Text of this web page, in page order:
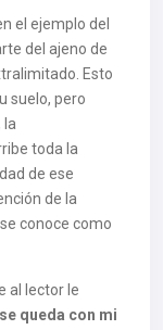
el ejemplo del
del ajeno de
Esto
suelo, pero
la
toda la
de ese
de la
conoce como
al lector le
queda con mi